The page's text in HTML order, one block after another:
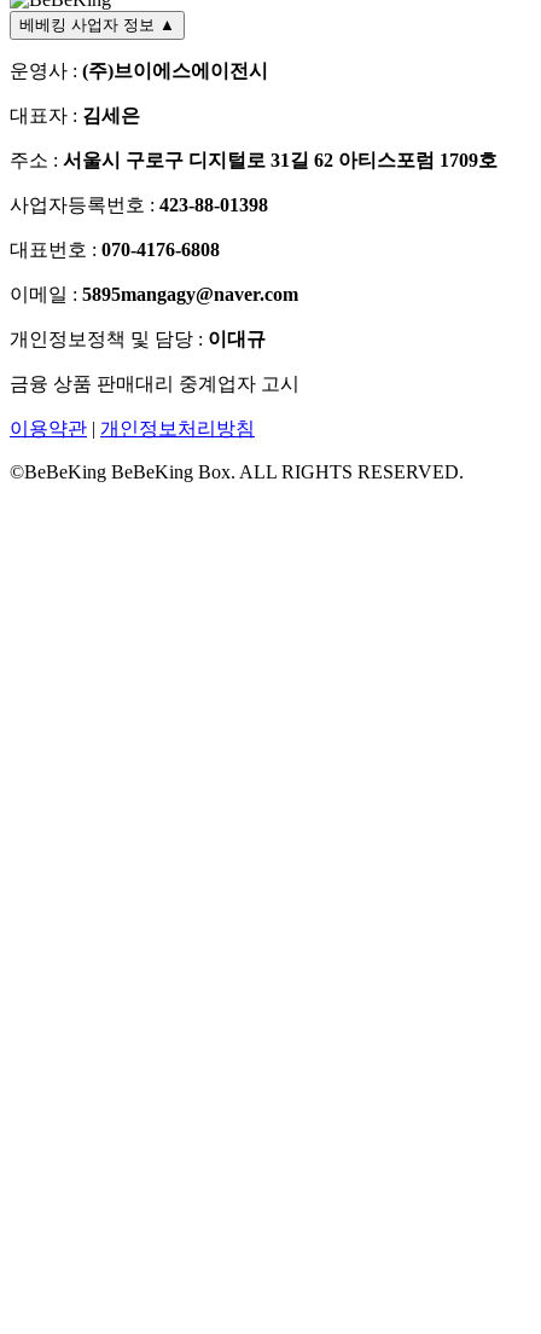
베베킹 사업자 정보 ▲
운영사 : (주)브이에스에이전시
대표자 : 김세은
주소 : 서울시 구로구 디지털로 31길 62 아티스포럼 1709호
사업자등록번호 : 423-88-01398
대표번호 : 070-4176-6808
이메일 : 5895mangagy@naver.com
개인정보정책 및 담당 : 이대규
금융 상품 판매대리 중계업자 고시
이용약관 | 개인정보처리방침
©BeBeKing BeBeKing Box. ALL RIGHTS RESERVED.